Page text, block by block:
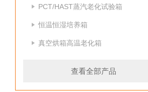
PCT/HAST蒸汽老化试验箱
恒温恒湿培养箱
真空烘箱高温老化箱
查看全部产品